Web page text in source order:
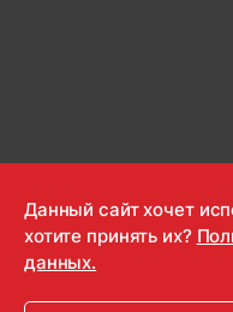
OOO "Радио-Любовь"
Данный сайт хочет
хотите принять их?
данных.